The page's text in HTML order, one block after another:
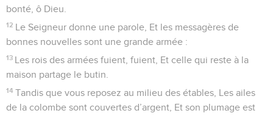
bonté, ô Dieu.
12 Le Seigneur donne une parole, Et les messagères de
bonnes nouvelles sont une grande armée :
13 Les rois des armées fuient, fuient, Et celle qui reste à la
maison partage le butin.
14 Tandis que vous reposez au milieu des étables, Les ailes
de la colombe sont couvertes d’argent, Et son plumage est